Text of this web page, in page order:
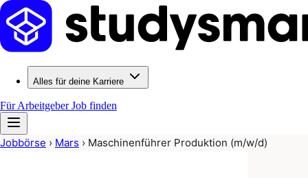
Alles für deine Karriere
Für ArbeitgeberJob finden
Jobbörse › Mars › Maschinenführer Produktion (m/w/d)